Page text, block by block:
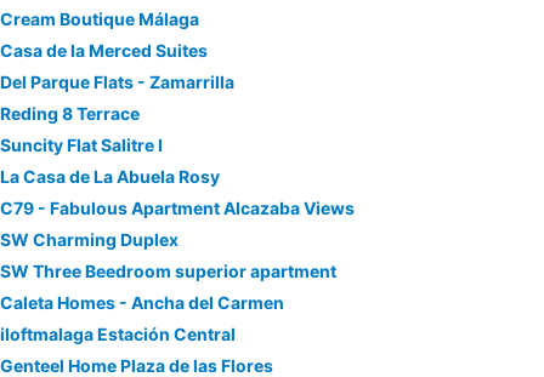
Cream Boutique Málaga
Casa de la Merced Suites
Del Parque Flats - Zamarrilla
Reding 8 Terrace
Suncity Flat Salitre I
La Casa de La Abuela Rosy
C79 - Fabulous Apartment Alcazaba Views
SW Charming Duplex
SW Three Beedroom superior apartment
Caleta Homes - Ancha del Carmen
iloftmalaga Estación Central
Genteel Home Plaza de las Flores